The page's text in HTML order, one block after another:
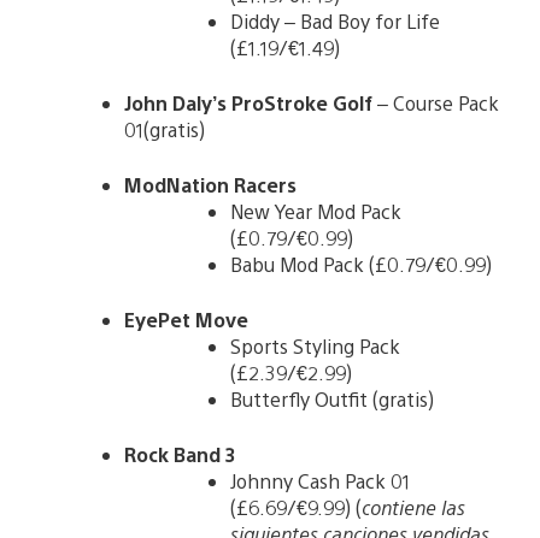
Diddy – Bad Boy for Life
(£1.19/€1.49)
John Daly’s ProStroke Golf– Course Pack
01(gratis)
ModNation Racers
New Year Mod Pack
(£0.79/€0.99)
Babu Mod Pack (£0.79/€0.99)
EyePet Move
Sports Styling Pack
(£2.39/€2.99)
Butterfly Outfit (gratis)
Rock Band 3
Johnny Cash Pack 01
(£6.69/€9.99) (contiene las